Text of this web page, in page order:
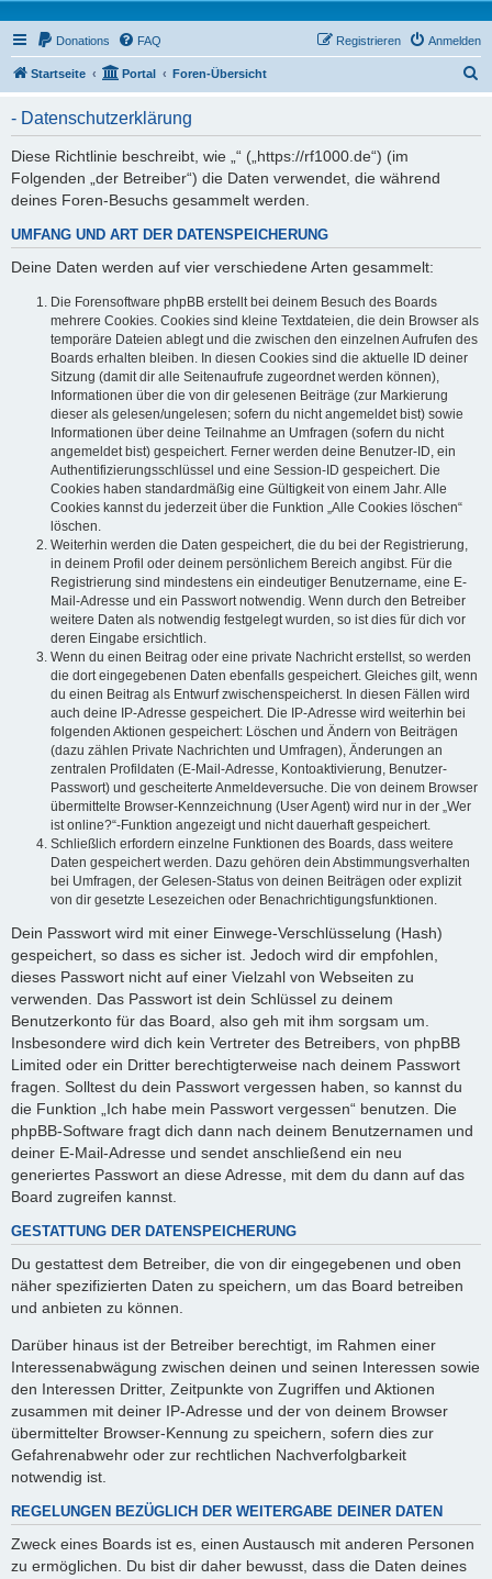
Donations FAQ Anmelden
Registrieren
Startseite Portal Foren-Übersicht
- Datenschutzerklärung
Diese Richtlinie beschreibt, wie „“ („https://rf1000.de“) (im
Folgenden „der Betreiber“) die Daten verwendet, die während
deines Foren-Besuchs gesammelt werden.
UMFANG UND ART DER DATENSPEICHERUNG
Deine Daten werden auf vier verschiedene Arten gesammelt:
Die Forensoftware phpBB erstellt bei deinem Besuch des Boards
mehrere Cookies. Cookies sind kleine Textdateien, die dein Browser als
temporäre Dateien ablegt und die zwischen den einzelnen Aufrufen des
Boards erhalten bleiben. In diesen Cookies sind die aktuelle ID deiner
Sitzung (damit dir alle Seitenaufrufe zugeordnet werden können),
Informationen über die von dir gelesenen Beiträge (zur Markierung
dieser als gelesen/ungelesen; sofern du nicht angemeldet bist) sowie
Informationen über deine Teilnahme an Umfragen (sofern du nicht
angemeldet bist) gespeichert. Ferner werden deine Benutzer-ID, ein
Authentifizierungsschlüssel und eine Session-ID gespeichert. Die
Cookies haben standardmäßig eine Gültigkeit von einem Jahr. Alle
Cookies kannst du jederzeit über die Funktion „Alle Cookies löschen“
löschen.
Weiterhin werden die Daten gespeichert, die du bei der Registrierung,
in deinem Profil oder deinem persönlichem Bereich angibst. Für die
Registrierung sind mindestens ein eindeutiger Benutzername, eine E-
Mail-Adresse und ein Passwort notwendig. Wenn durch den Betreiber
weitere Daten als notwendig festgelegt wurden, so ist dies für dich vor
deren Eingabe ersichtlich.
Wenn du einen Beitrag oder eine private Nachricht erstellst, so werden
die dort eingegebenen Daten ebenfalls gespeichert. Gleiches gilt, wenn
du einen Beitrag als Entwurf zwischenspeicherst. In diesen Fällen wird
auch deine IP-Adresse gespeichert. Die IP-Adresse wird weiterhin bei
folgenden Aktionen gespeichert: Löschen und Ändern von Beiträgen
(dazu zählen Private Nachrichten und Umfragen), Änderungen an
zentralen Profildaten (E-Mail-Adresse, Kontoaktivierung, Benutzer-
Passwort) und gescheiterte Anmeldeversuche. Die von deinem Browser
übermittelte Browser-Kennzeichnung (User Agent) wird nur in der „Wer
ist online?“-Funktion angezeigt und nicht dauerhaft gespeichert.
Schließlich erfordern einzelne Funktionen des Boards, dass weitere
Daten gespeichert werden. Dazu gehören dein Abstimmungsverhalten
bei Umfragen, der Gelesen-Status von deinen Beiträgen oder explizit
von dir gesetzte Lesezeichen oder Benachrichtigungsfunktionen.
Dein Passwort wird mit einer Einwege-Verschlüsselung (Hash)
gespeichert, so dass es sicher ist. Jedoch wird dir empfohlen,
dieses Passwort nicht auf einer Vielzahl von Webseiten zu
verwenden. Das Passwort ist dein Schlüssel zu deinem
Benutzerkonto für das Board, also geh mit ihm sorgsam um.
Insbesondere wird dich kein Vertreter des Betreibers, von phpBB
Limited oder ein Dritter berechtigterweise nach deinem Passwort
fragen. Solltest du dein Passwort vergessen haben, so kannst du
die Funktion „Ich habe mein Passwort vergessen“ benutzen. Die
phpBB-Software fragt dich dann nach deinem Benutzernamen und
deiner E-Mail-Adresse und sendet anschließend ein neu
generiertes Passwort an diese Adresse, mit dem du dann auf das
Board zugreifen kannst.
GESTATTUNG DER DATENSPEICHERUNG
Du gestattest dem Betreiber, die von dir eingegebenen und oben
näher spezifizierten Daten zu speichern, um das Board betreiben
und anbieten zu können.
Darüber hinaus ist der Betreiber berechtigt, im Rahmen einer
Interessenabwägung zwischen deinen und seinen Interessen sowie
den Interessen Dritter, Zeitpunkte von Zugriffen und Aktionen
zusammen mit deiner IP-Adresse und der von deinem Browser
übermittelter Browser-Kennung zu speichern, sofern dies zur
Gefahrenabwehr oder zur rechtlichen Nachverfolgbarkeit
notwendig ist.
REGELUNGEN BEZÜGLICH DER WEITERGABE DEINER DATEN
Zweck eines Boards ist es, einen Austausch mit anderen Personen
zu ermöglichen. Du bist dir daher bewusst, dass die Daten deines